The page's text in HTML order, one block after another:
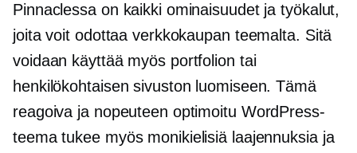
Pinnaclessa on kaikki ominaisuudet ja työkalut,
joita voit odottaa verkkokaupan teemalta. Sitä
voidaan käyttää myös portfolion tai
henkilökohtaisen sivuston luomiseen. Tämä
reagoiva ja nopeuteen optimoitu WordPress-
teema tukee myös monikielisiä laajennuksia ja